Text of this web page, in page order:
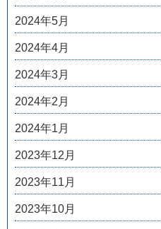
2024年5月
2024年4月
2024年3月
2024年2月
2024年1月
2023年12月
2023年11月
2023年10月